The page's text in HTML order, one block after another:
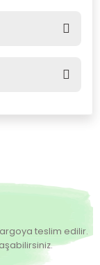
teslim edilir.